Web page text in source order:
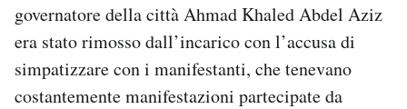
governatore della città Ahmad Khaled Abdel Aziz
era stato rimosso dall’incarico con l’accusa di
simpatizzare con i manifestanti, che tenevano
costantemente manifestazioni partecipate da